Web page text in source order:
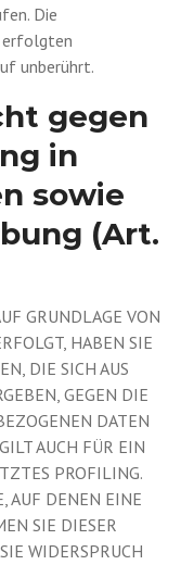
Die
erfolgten
unberührt.
gegen
in
sowie
(Art.
GRUNDLAGE VON
HABEN SIE
DIE SICH AUS
GEGEN DIE
DATEN
AUCH FÜR EIN
PROFILING.
AUF DENEN EINE
SIE DIESER
WIDERSPRUCH